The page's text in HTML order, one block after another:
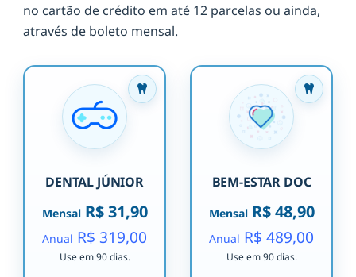
no cartão de crédito em até 12 parcelas ou ainda,
através de boleto mensal.
DENTAL JÚNIOR
MensalR$ 31,90
Anual R$ 319,00
Use em 90 dias.
BEM-ESTAR DOC
MensalR$ 48,90
Anual R$ 489,00
Use em 90 dias.